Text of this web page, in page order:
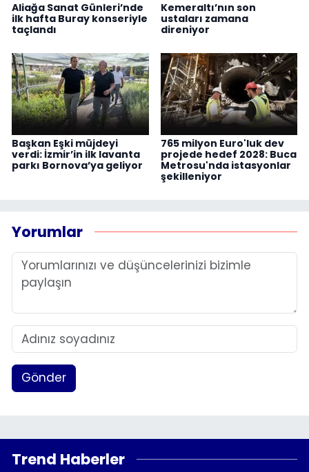
Aliağa Sanat Günleri’nde
ilk hafta Buray konseriyle
taçlandı
Kemeraltı’nın son
ustaları zamana
direniyor
Başkan Eşki müjdeyi
verdi: İzmir’in ilk lavanta
parkı Bornova’ya geliyor
765 milyon Euro'luk dev
projede hedef 2028: Buca
Metrosu'nda istasyonlar
şekilleniyor
Yorumlar
Gönder
Trend Haberler